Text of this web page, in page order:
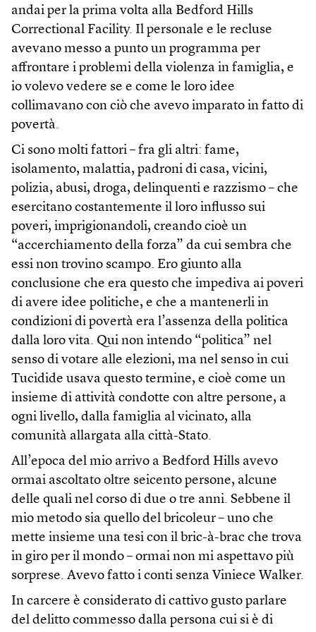
andai per la prima volta alla Bedford Hills
Correctional Facility. Il personale e le recluse
avevano messo a punto un programma per
affrontare i problemi della violenza in famiglia, e
io volevo vedere se e come le loro idee
collimavano con ciò che avevo imparato in fatto di
povertà.
Ci sono molti fattori – fra gli altri: fame,
isolamento, malattia, padroni di casa, vicini,
polizia, abusi, droga, delinquenti e razzismo – che
esercitano costantemente il loro influsso sui
poveri, imprigionandoli, creando cioè un
“accerchiamento della forza” da cui sembra che
essi non trovino scampo. Ero giunto alla
conclusione che era questo che impediva ai poveri
di avere idee politiche, e che a mantenerli in
condizioni di povertà era l’assenza della politica
dalla loro vita. Qui non intendo “politica” nel
senso di votare alle elezioni, ma nel senso in cui
Tucidide usava questo termine, e cioè come un
insieme di attività condotte con altre persone, a
ogni livello, dalla famiglia al vicinato, alla
comunità allargata alla città-Stato.
All’epoca del mio arrivo a Bedford Hills avevo
ormai ascoltato oltre seicento persone, alcune
delle quali nel corso di due o tre anni. Sebbene il
mio metodo sia quello del bricoleur – uno che
mette insieme una tesi con il bric-à-brac che trova
in giro per il mondo – ormai non mi aspettavo più
sorprese. Avevo fatto i conti senza Viniece Walker.
In carcere è considerato di cattivo gusto parlare
del delitto commesso dalla persona cui si è di